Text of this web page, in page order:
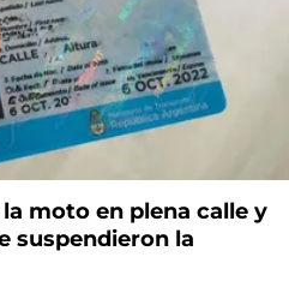
moto en plena calle y
suspendieron la